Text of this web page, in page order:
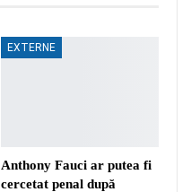
EXTERNE
Anthony Fauci ar putea fi
cercetat penal după